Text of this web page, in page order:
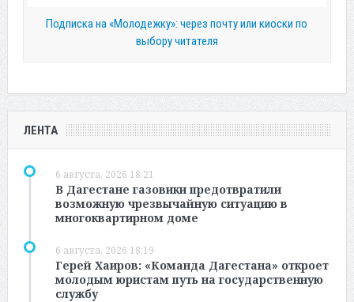
Подписка на «Молодежку»: через почту или киоски по
выбору читателя
ЛЕНТА
6 августа, 2026 18:21
В Дагестане газовики предотвратили
возможную чрезвычайную ситуацию в
многоквартирном доме
6 августа, 2026 18:19
Герей Хаиров: «Команда Дагестана» откроет
молодым юристам путь на государственную
службу